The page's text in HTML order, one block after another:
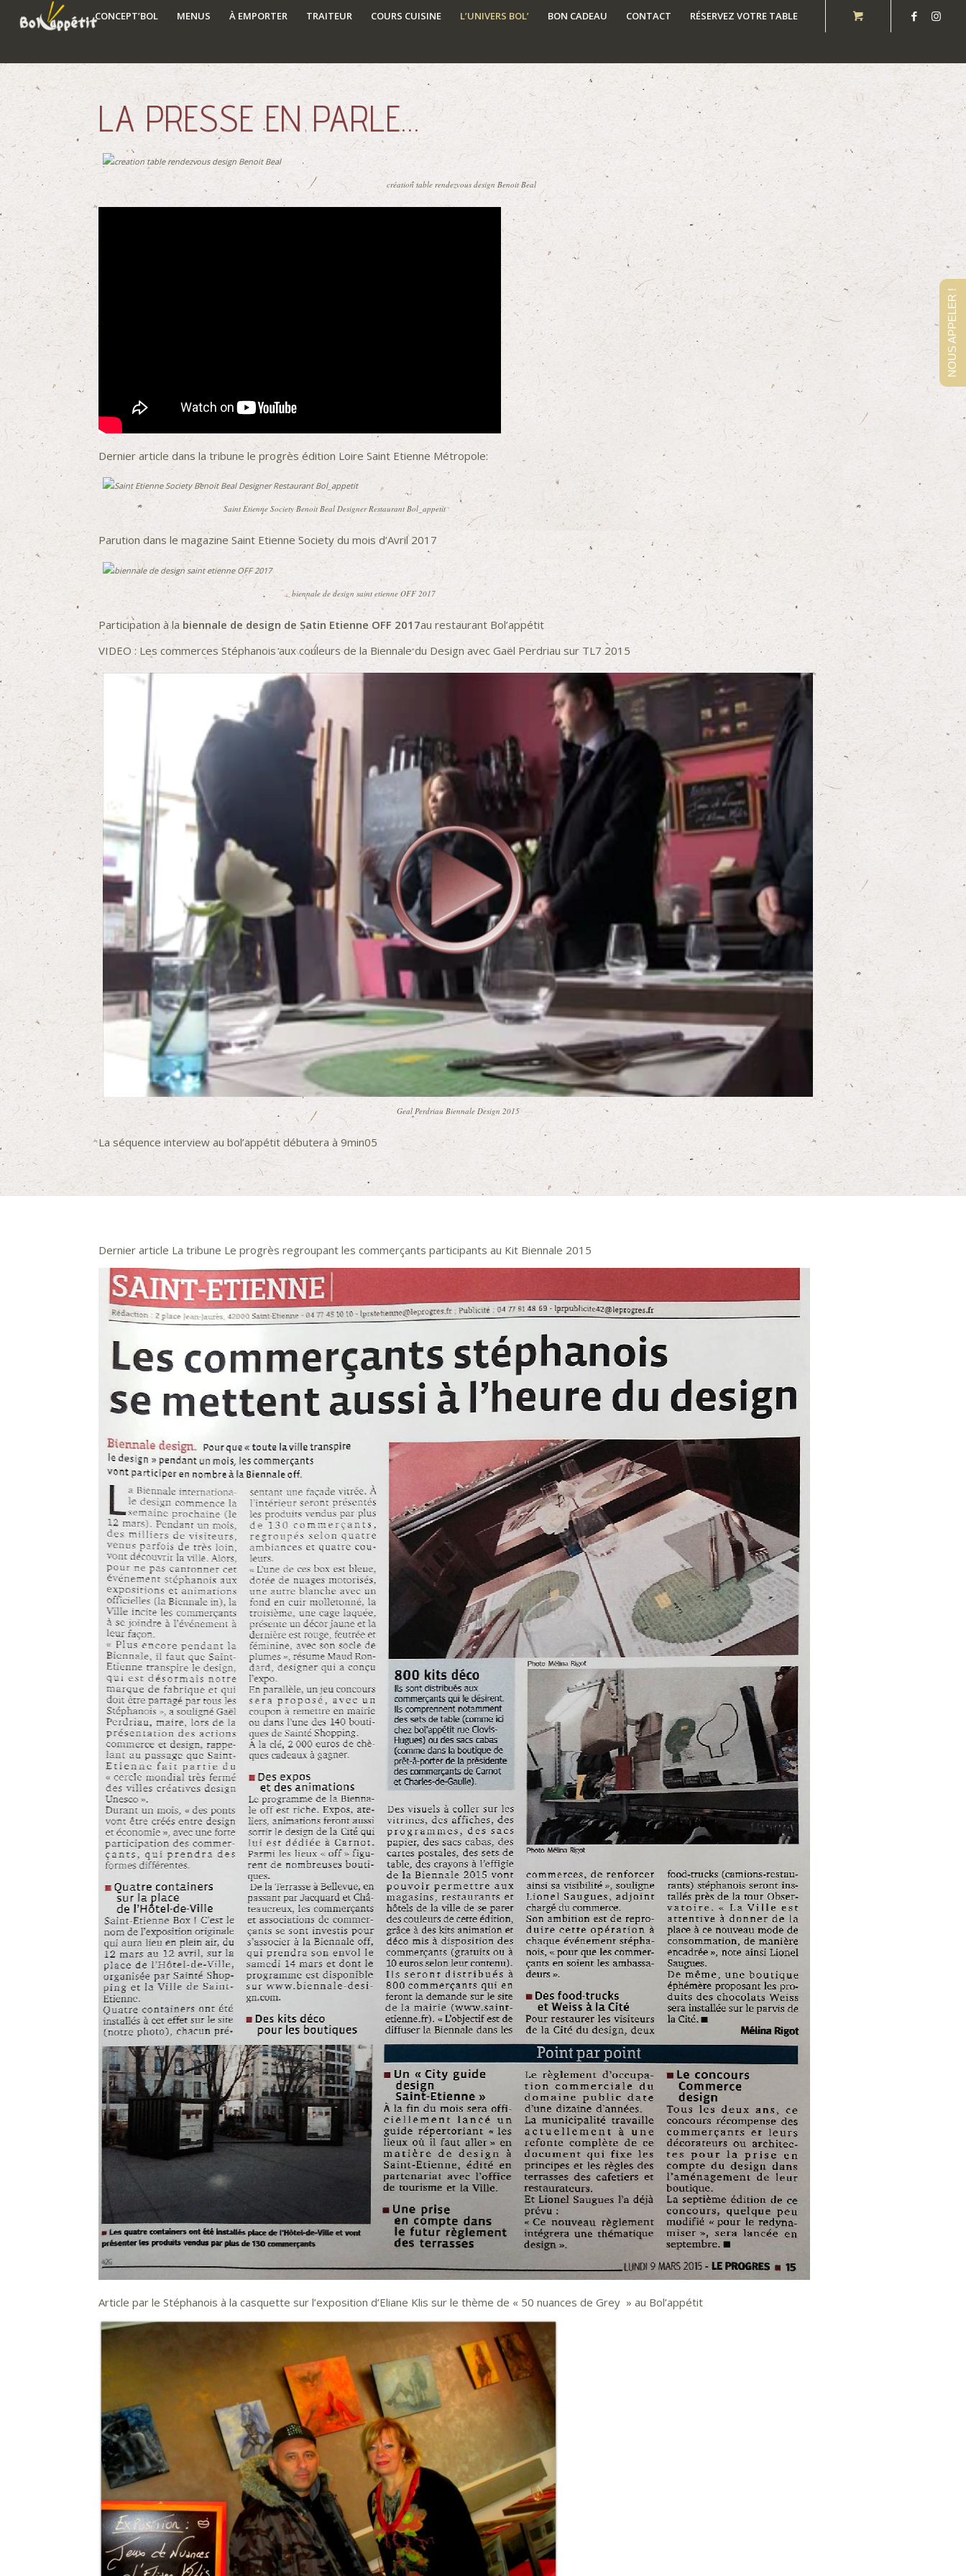
CONCEPT’BOL MENUS À EMPORTER TRAITEUR COURS CUISINE L’UNIVERS BOL’ BON CADEAU CONTACT RÉSERVEZ VOTRE TABLE
LA PRESSE EN PARLE…
création table rendezvous design Benoit Beal
Dernier article dans la tribune le progrès édition Loire Saint Etienne Métropole:
Saint Etienne Society Benoit Beal Designer Restaurant Bol_appetit
Parution dans le magazine Saint Etienne Society du mois d’Avril 2017
biennale de design saint etienne OFF 2017
Participation à la biennale de design de Satin Etienne OFF 2017au restaurant Bol’appétit
VIDEO : Les commerces Stéphanois aux couleurs de la Biennale du Design avec Gaël Perdriau sur TL7 2015
Geal Perdriau Biennale Design 2015
La séquence interview au bol’appétit débutera à 9min05
Dernier article La tribune Le progrès regroupant les commerçants participants au Kit Biennale 2015
Article par le Stéphanois à la casquette sur l’exposition d’Eliane Klis sur le thème de « 50 nuances de Grey » au Bol’appétit
NOUS APPELER !